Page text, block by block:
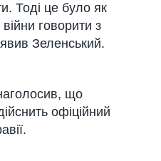
Тоді це було як
говорити з
Зеленський.
що
офіційний